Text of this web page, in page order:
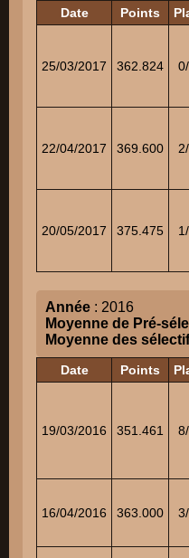
Date Points
25/03/2017 362.824
22/04/2017 369.600
20/05/2017 375.475
Année : 2016
Moyenne de Pré-
Moyenne des
Date Points
19/03/2016 351.461
16/04/2016 363.000